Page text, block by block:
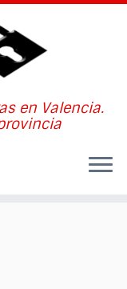
en Valencia.